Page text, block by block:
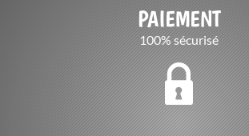
PAIEMENT
100% sécurisé